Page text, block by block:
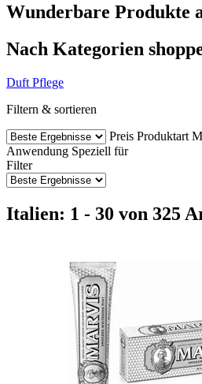
Wunderbare Produkte
Nach Kategorien
Duft Pflege
Filtern & sortieren
Preis Produktart
Anwendung Speziell für
Filter
Italien: 1 - 30 von 325